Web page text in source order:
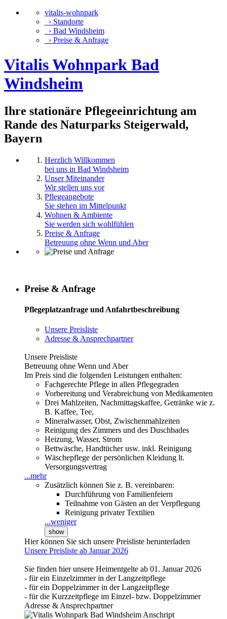
vitalis-wohnpark
› Standorte
› Bad Windsheim
› Preise & Anfrage
Vitalis Wohnpark Bad
Windsheim
Ihre stationäre Pflegeeinrichtung am
Rande des Naturparks Steigerwald,
Bayern
Herzlich Willkommen
bei uns in Bad Windsheim
Unser Miteinander
Wir stellen uns vor
Pflegeangebote
Sie stehen im Mittelpunkt
Wohnen & Ambiente
Sie werden sich wohlfühlen
Preise & Anfrage
Betreuung ohne Wenn und Aber
Preise & Anfrage
Pflegeplatzanfrage und Anfahrtbeschreibung
Unsere Preisliste
Adresse & Ansprechpartner
Unsere Preisliste
Betreuung ohne Wenn und Aber
Im Preis sind die folgenden Leistungen enthalten:
Fachgerechte Pflege in allen Pflegegraden
Vorbereitung und Verabreichung von Medikamenten
Drei Mahlzeiten, Nachmittagskaffee, Getränke wie z.
B. Kaffee, Tee,
Mineralwasser, Obst, Zwischenmahlzeiten
Reinigung des Zimmers und des Duschbades
Heizung, Wasser, Strom
Bettwäsche, Handtücher usw. inkl. Reinigung
Wäschepflege der persönlichen Kleidung lt.
Versorgungsvertrag
...mehr
Zusätzlich können Sie z. B. vereinbaren:
Durchführung von Familienfeiern
Teilnahme von Gästen an der Verpflegung
Reinigung privater Textilien
...weniger
show
Hier können Sie sich unsere Preisliste herunterladen
Unsere Preisliste ab Januar 2026
Sie finden hier unsere Heimentgelte ab 01. Januar 2026
- für ein Einzelzimmer in der Langzeitpflege
- für ein Doppelzimmer in der Langzeitpflege
- für die Kurzzeitpflege im Einzel- bzw. Doppelzimmer
Adresse & Ansprechpartner